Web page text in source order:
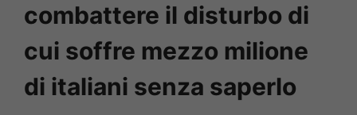
combattere il disturbo di
cui soffre mezzo milione
di italiani senza saperlo